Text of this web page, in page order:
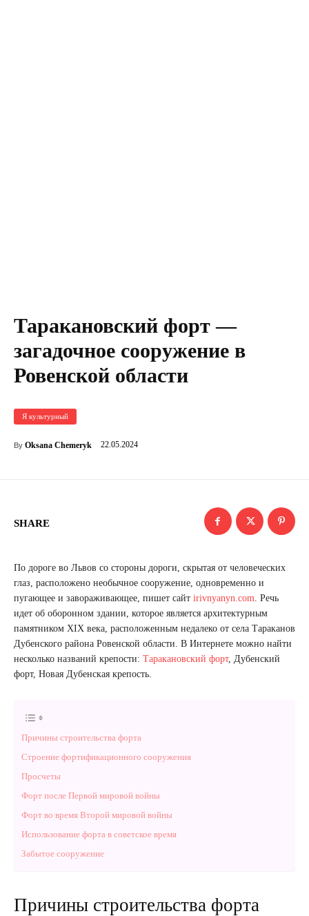
Таракановский форт —
загадочное сооружение в
Ровенской области
Я культурный
By Oksana Chemeryk 22.05.2024
SHARE
По дороге во Львов со стороны дороги, скрытая от человеческих
глаз, расположено необычное сооружение, одновременно и
пугающее и завораживающее, пишет сайт irivnyanyn.com . Речь
идет об оборонном здании, которое является архитектурным
памятником XIX века, расположенным недалеко от села Тараканов
Дубенского района Ровенской области. В Интернете можно найти
несколько названий крепости: Таракановский форт, Дубенский
форт, Новая Дубенская крепость.
Причины строительства форта
Строение фортификационного сооружения
Просчеты
Форт после Первой мировой войны
Форт во время Второй мировой войны
Использование форта в советское время
Забытое сооружение
Причины строительства форта